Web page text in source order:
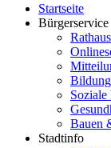
Startseite
Bürgerservice
Rathaus
Bauen
Stadtinfo